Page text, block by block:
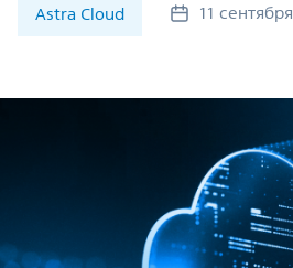
Astra Cloud 11